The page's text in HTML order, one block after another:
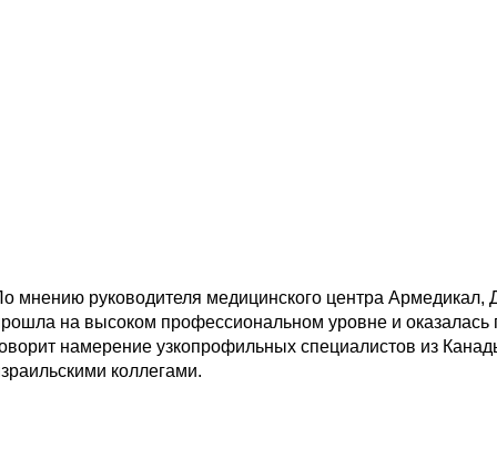
мнению руководителя медицинского центра Армедикал,
на высоком профессиональном уровне и оказалась
намерение узкопрофильных специалистов из
коллегами.